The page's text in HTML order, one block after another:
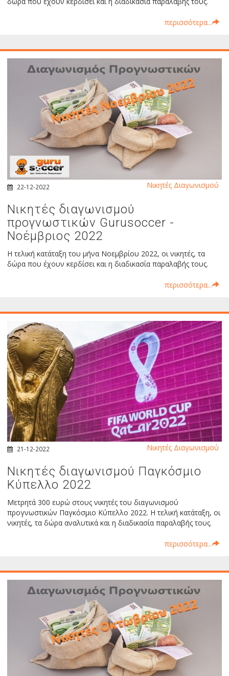
περισσότερα...
22-12-2022
Νικητές διαγωνισμού
προγνωστικών Gurusoccer -
Νοέμβριος 2022
Η τελική κατάταξη του μήνα Νοεμβρίου 2022, οι νικητές, τα
δώρα που έχουν κερδίσει και η διαδικασία παραλαβής τους.
περισσότερα...
Νικητές Διαγωνισμού
21-12-2022
Νικητές διαγωνισμού Παγκόσμιο
Κύπελλο 2022
Μετρητά 300 ευρώ στους νικητές του διαγωνισμού
προγνωστικών Παγκόσμιο Κύπελλο 2022. Η τελική κατάταξη, οι
νικητές, τα δώρα αναλυτικά και η διαδικασία παραλαβής τους.
περισσότερα...
Νικητές Διαγωνισμού